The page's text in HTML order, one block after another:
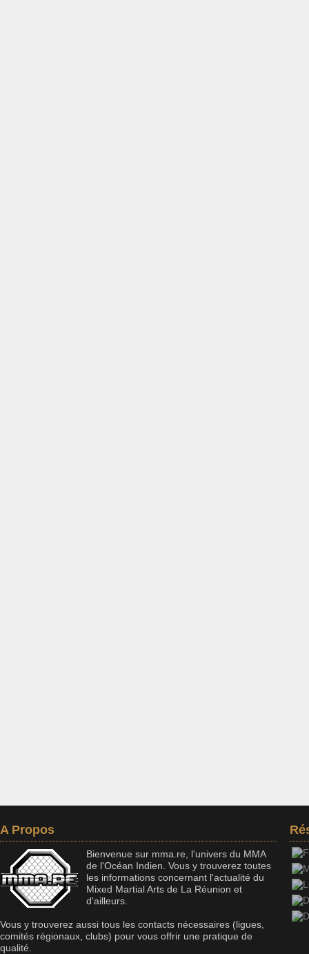
A Propos
Bienvenue sur mma.re, l'univers du MMA
de l'Océan Indien. Vous y trouverez toutes
les informations concernant l'actualité du
Mixed Martial Arts de La Réunion et
d'ailleurs.
Vous y trouverez aussi tous les contacts nécessaires (ligues,
comités régionaux, clubs) pour vous offrir une pratique de
qualité.